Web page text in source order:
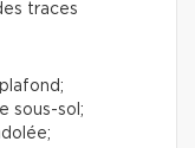
traces
sous-sol;